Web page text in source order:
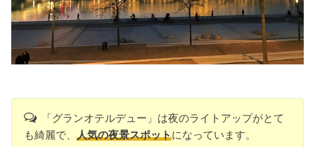
「グランオテルデュー」は夜のライトアップがとて
も綺麗で、人気の夜景スポットになっています。